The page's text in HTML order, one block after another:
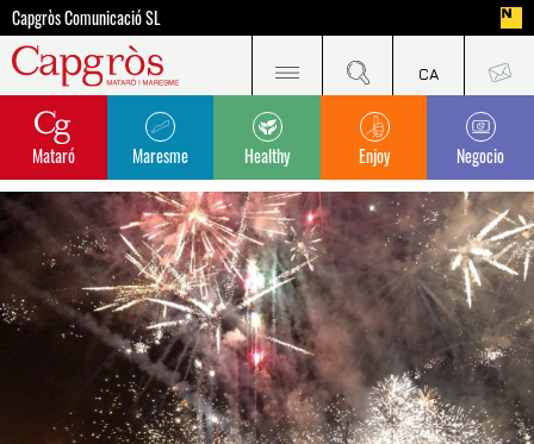
Capgròs Comunicació SL
Mataró Maresme Healthy Enjoy Negocio